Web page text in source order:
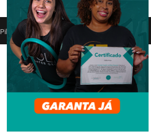
Group. Todos os direitos reservados.